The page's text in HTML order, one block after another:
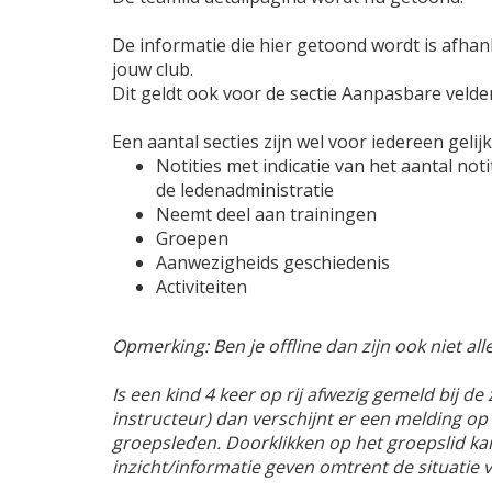
De informatie die hier getoond wordt is
jouw club.
Dit geldt ook voor de sectie Aanpasbare
Een aantal secties zijn wel voor iedereen
Notities met indicatie van het aantal
de ledenadministratie
Neemt deel aan trainingen
Groepen
Aanwezigheids geschiedenis
Activiteiten
Opmerking: Ben je offline dan zijn ook niet
Is een kind 4 keer op rij afwezig gemeld bij
instructeur) dan verschijnt er een melding
groepsleden. Doorklikken op het groepslid
inzicht/informatie geven omtrent de situatie